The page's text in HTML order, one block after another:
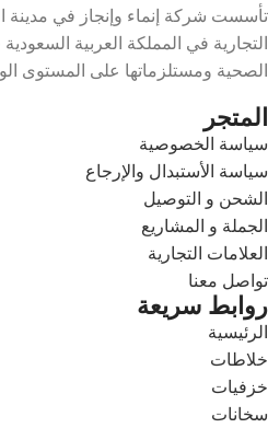
تأسست شركة إنماء وإنجاز في مدينة
التجارية في المملكة العربية
الصحية ومستلزماتها على المستوى
المتجر
سياسة الخصوصية
سياسة الأستبدال والإرجاع
الشحن و التوصيل
الجملة و المشاريع
العلامات التجارية
تواصل معنا
روابط سريعة
الرئيسية
خلاطات
خزفيات
سخانات